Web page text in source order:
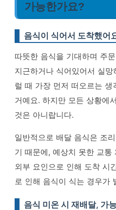
가능한가요?
음식이 식어서 도착했어
따뜻한 음식을 기대하며 주
지근하거나 식어있어서 실
럴 때 가장 먼저 떠오르는 생
거예요. 하지만 모든 상황에
것은 아니랍니다.
일반적으로 배달 음식은 조
기 때문에, 예상치 못한 교통
외부 요인으로 인해 도착 시
로 인해 음식이 식는 경우가
음식 미온 시 재배달, 가